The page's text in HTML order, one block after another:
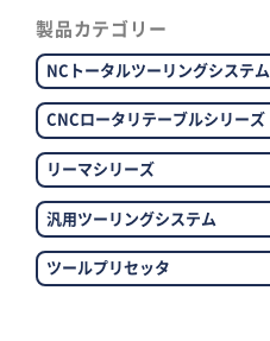
製品カテゴリー
NCトータルツーリングシステム
CNCロータリテーブルシリーズ
リーマシリーズ
汎用ツーリングシステム
ツールプリセッタ